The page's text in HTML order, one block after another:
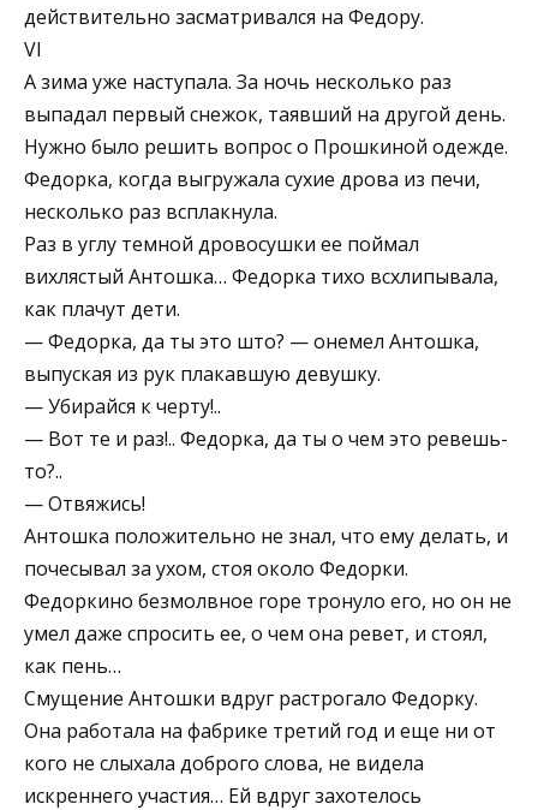
действительно засматривался на Федору.
VI
А зима уже наступала. За ночь несколько раз
выпадал первый снежок, таявший на другой день.
Нужно было решить вопрос о Прошкиной одежде.
Федорка, когда выгружала сухие дрова из печи,
несколько раз всплакнула.
Раз в углу темной дровосушки ее поймал
вихлястый Антошка… Федорка тихо всхлипывала,
как плачут дети.
— Федорка, да ты это што? — онемел Антошка,
выпуская из рук плакавшую девушку.
— Убирайся к черту!..
— Вот те и раз!.. Федорка, да ты о чем это ревешь-
то?..
— Отвяжись!
Антошка положительно не знал, что ему делать, и
почесывал за ухом, стоя около Федорки.
Федоркино безмолвное горе тронуло его, но он не
умел даже спросить ее, о чем она ревет, и стоял,
как пень…
Смущение Антошки вдруг растрогало Федорку.
Она работала на фабрике третий год и еще ни от
кого не слыхала доброго слова, не видела
искреннего участия… Ей вдруг захотелось